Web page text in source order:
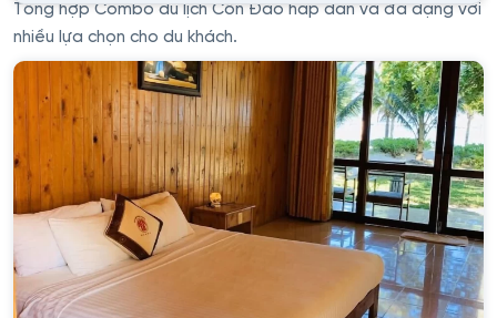
Tổng hợp Combo du lịch Côn Đảo hấp dẫn và đa dạng với
nhiều lựa chọn cho du khách.